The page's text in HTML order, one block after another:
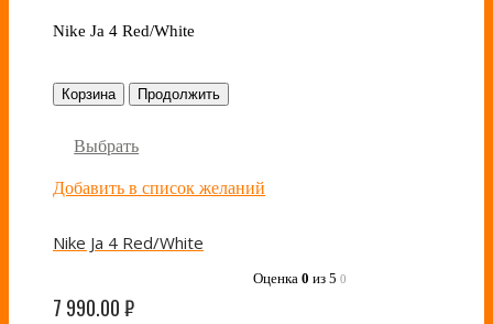
Nike Ja 4 Red/White
Корзина Продолжить
Выбрать
Добавить в список желаний
Nike Ja 4 Red/White
Оценка 0 из 5 0
7 990.00₽